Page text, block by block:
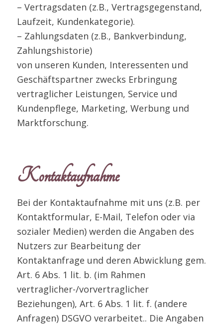
– Vertragsdaten (z.B., Vertragsgegenstand,
Laufzeit, Kundenkategorie).
– Zahlungsdaten (z.B., Bankverbindung,
Zahlungshistorie)
von unseren Kunden, Interessenten und
Geschäftspartner zwecks Erbringung
vertraglicher Leistungen, Service und
Kundenpflege, Marketing, Werbung und
Marktforschung.
Kontaktaufnahme
Bei der Kontaktaufnahme mit uns (z.B. per
Kontaktformular, E-Mail, Telefon oder via
sozialer Medien) werden die Angaben des
Nutzers zur Bearbeitung der
Kontaktanfrage und deren Abwicklung gem.
Art. 6 Abs. 1 lit. b. (im Rahmen
vertraglicher-/vorvertraglicher
Beziehungen), Art. 6 Abs. 1 lit. f. (andere
Anfragen) DSGVO verarbeitet.. Die Angaben